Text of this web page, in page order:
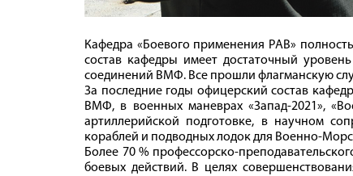
Кафедра «Боевого применения РАВ»
состав кафедры имеет достаточный
соединений ВМФ. Все прошли флагманскую
За последние годы офицерский состав
ВМФ, в военных маневрах «Запад‑2021»,
артиллерийской подготовке, в научном
кораблей и подводных лодок для Военно-
Более 70 % профессорско-
боевых действий. В целях